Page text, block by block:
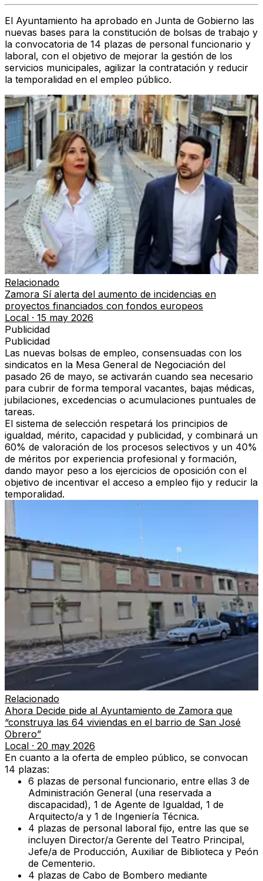
El Ayuntamiento ha aprobado en Junta de Gobierno las
nuevas bases para la constitución de bolsas de trabajo y
la convocatoria de 14 plazas de personal funcionario y
laboral, con el objetivo de mejorar la gestión de los
servicios municipales, agilizar la contratación y reducir
la temporalidad en el empleo público.
Relacionado
Zamora Sí alerta del aumento de incidencias en
proyectos financiados con fondos europeos
Local · 15 may 2026
Publicidad
Publicidad
Las nuevas bolsas de empleo, consensuadas con los
sindicatos en la Mesa General de Negociación del
pasado 26 de mayo, se activarán cuando sea necesario
para cubrir de forma temporal vacantes, bajas médicas,
jubilaciones, excedencias o acumulaciones puntuales de
tareas.
El sistema de selección respetará los principios de
igualdad, mérito, capacidad y publicidad, y combinará un
60% de valoración de los procesos selectivos y un 40%
de méritos por experiencia profesional y formación,
dando mayor peso a los ejercicios de oposición con el
objetivo de incentivar el acceso a empleo fijo y reducir la
temporalidad.
Relacionado
Ahora Decide pide al Ayuntamiento de Zamora que
“construya las 64 viviendas en el barrio de San José
Obrero”
Local · 20 may 2026
En cuanto a la oferta de empleo público, se convocan
14 plazas:
6 plazas de personal funcionario, entre ellas 3 de
Administración General (una reservada a
discapacidad), 1 de Agente de Igualdad, 1 de
Arquitecto/a y 1 de Ingeniería Técnica.
4 plazas de personal laboral fijo, entre las que se
incluyen Director/a Gerente del Teatro Principal,
Jefe/a de Producción, Auxiliar de Biblioteca y Peón
de Cementerio.
4 plazas de Cabo de Bombero mediante